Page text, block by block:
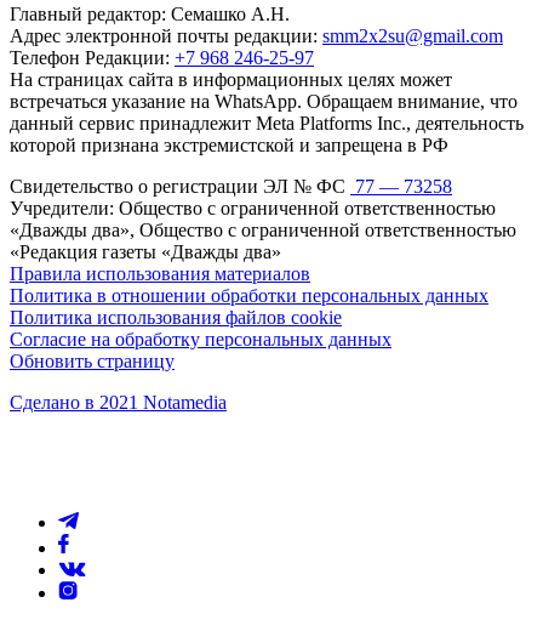
Главный редактор: Семашко А.Н.
Адрес электронной почты редакции: smm2x2su@gmail.com
Телефон Редакции: +7 968 246-25-97
На страницах сайта в информационных целях может
встречаться указание на WhatsApp. Обращаем внимание, что
данный сервис принадлежит Meta Platforms Inc., деятельность
которой признана экстремистской и запрещена в РФ
Свидетельство о регистрации ЭЛ № ФС 77 — 73258
Учредители: Общество с ограниченной ответственностью
«Дважды два», Общество с ограниченной ответственностью
«Редакция газеты «Дважды два»
Правила использования материалов
Политика в отношении обработки персональных данных
Политика использования файлов cookie
Согласие на обработку персональных данных
Обновить страницу
Сделано в 2021 Notamedia